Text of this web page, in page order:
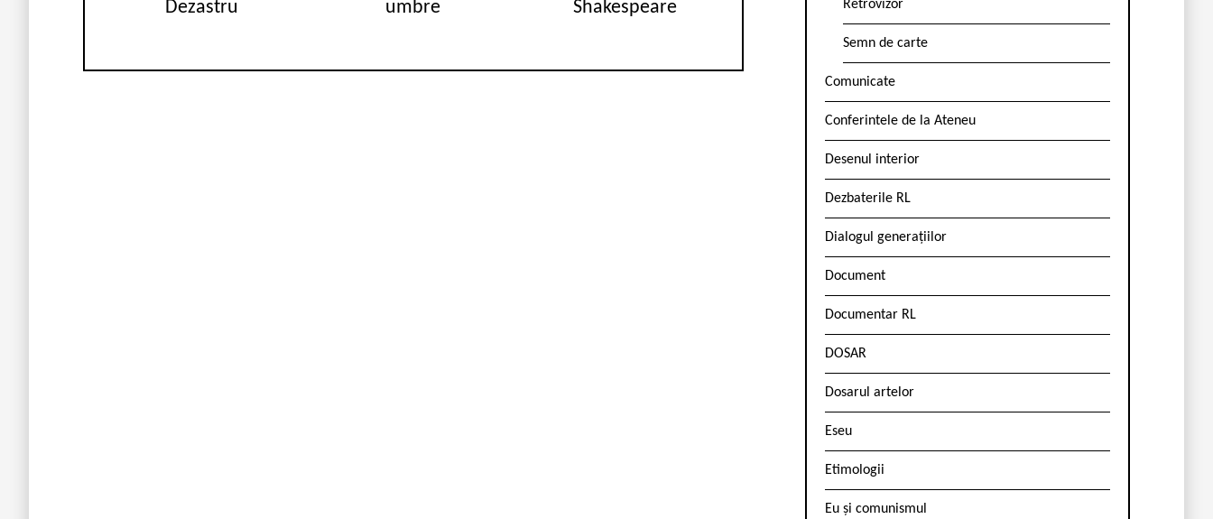
Dezastru
umbre
Shakespeare
Retrovizor
Semn de carte
Comunicate
Conferintele de la Ateneu
Desenul interior
Dezbaterile RL
Dialogul generațiilor
Document
Documentar RL
DOSAR
Dosarul artelor
Eseu
Etimologii
Eu și comunismul